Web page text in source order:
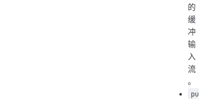
的
缓
冲
输
入
流
。
pu